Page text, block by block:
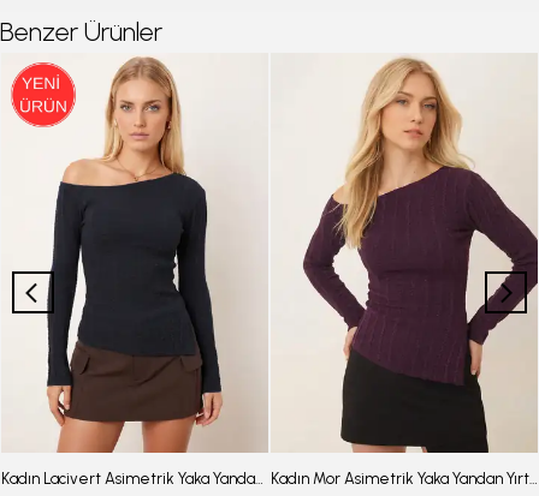
Benzer Ürünler
Kadın Lacivert Asimetrik Yaka Yandan Yırtmaçlı Bluz ARM-26K001066 Kadın Mor Asimetrik Yaka Yandan Yırtmaçlı Bluz ARM-26K001066